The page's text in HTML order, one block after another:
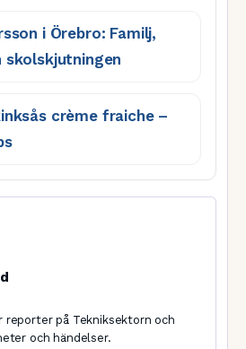
i Örebro: Familj,
skolskjutningen
crème fraiche –
reporter på Tekniksektorn och
och händelser.